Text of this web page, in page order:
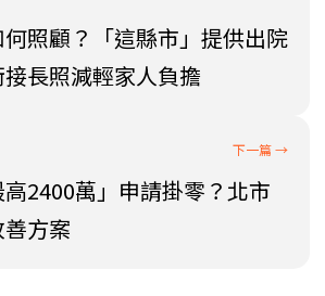
照顧？「這縣市」提供出院
長照減輕家人負擔
2400萬」申請掛零？北市
方案